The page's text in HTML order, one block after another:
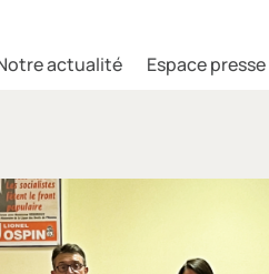
actualité Espace presse